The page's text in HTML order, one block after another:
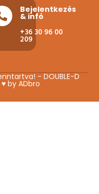
Bejelentkezés
& infó
+36 30 96 00
209
- DOUBLE-D
byADbro